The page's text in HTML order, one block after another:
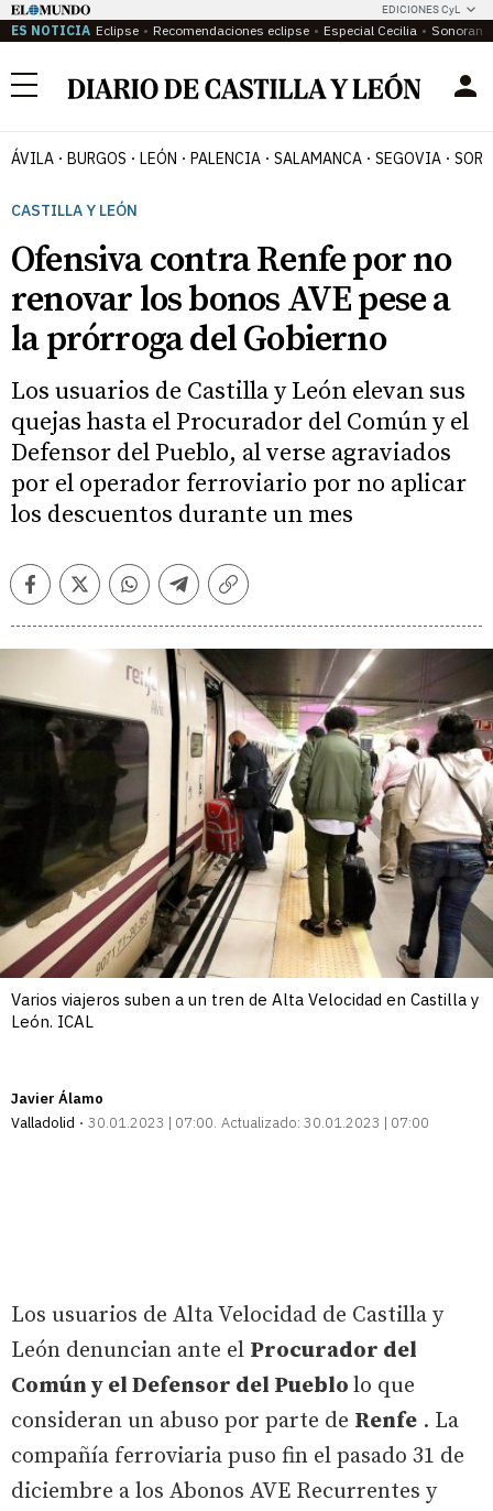
EDICIONES CyL
ES NOTICIA Eclipse Recomendaciones eclipse Especial Cecilia
Menú
ÁVILA BURGOS LEÓN PALENCIA SALAMANCA SEGOVIA
CASTILLA Y LEÓN
Ofensiva contra Renfe por no
renovar los bonos AVE pese a
la prórroga del Gobierno
Los usuarios de Castilla y León elevan sus
quejas hasta el Procurador del Común y el
Defensor del Pueblo, al verse agraviados
por el operador ferroviario por no aplicar
los descuentos durante un mes
FacebookTwitterWhatsappTelegramCopiar
Varios viajeros suben a un tren de Alta Velocidad en Castilla y
León. ICAL
Javier Álamo
Valladolid
30.01.2023 | 07:00 Actualizado: 30.01.2023 | 07:00
Los usuarios de Alta Velocidad de Castilla y
León denuncian ante el Procurador del
Común y el Defensor del Pueblo lo que
consideran un abuso por parte de Renfe . La
compañía ferroviaria puso fin el pasado 31 de
diciembre a los Abonos AVE Recurrentes y